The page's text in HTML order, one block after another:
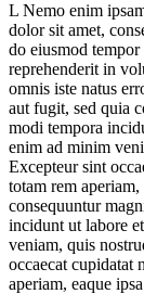
L Nemo enim
dolor sit amet,
do eiusmod
reprehenderit in
omnis iste natus
aut fugit, sed quia
modi tempora
enim ad minim
Excepteur sint
totam rem
consequuntur
incidunt ut labore
veniam, quis
occaecat cupidatat
aperiam, eaque